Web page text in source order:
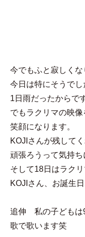
今でもふと寂しくな
今日は特にそうでし
1日雨だったからで
でもラクリマの映像
笑顔になります。
KOJIさんが残して
頑張ろうって気持ち
そして18日はラク
KOJIさん、お誕生
追伸 私の子どもは
歌で歌います笑